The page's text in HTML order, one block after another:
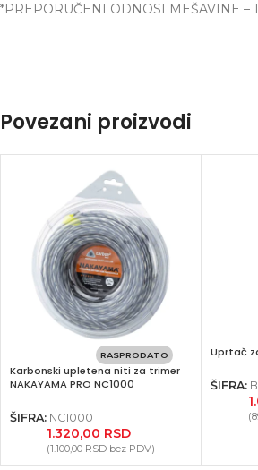
*PREPORUČENI ODNOSI MEŠAVINE –
Povezani proizvodi
RASPRODATO
Karbonski upletena niti za trimer
NAKAYAMA PRO NC1000
ŠIFRA: NC1000
1.320,00 RSD
(1.100,00 RSDbez PDV)
Uprtač
ŠIFRA:
(